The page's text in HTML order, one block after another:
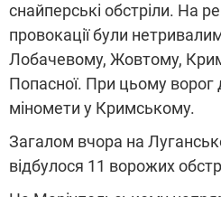
снайперські обстріли. На
провокації були
Лобачевому, Жовтому,
Попасної. При цьому ворог
міномети у Кримському.
Загалом вчора на
відбулося 11 ворожих